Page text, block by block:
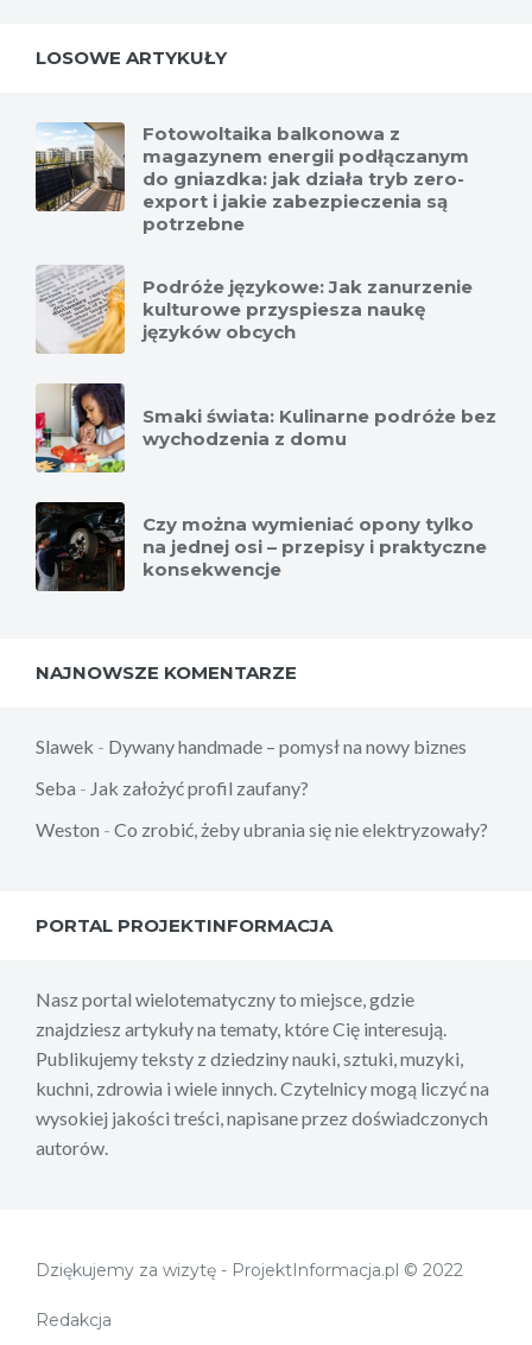
LOSOWE ARTYKUŁY
Fotowoltaika balkonowa z
magazynem energii podłączanym
do gniazdka: jak działa tryb zero-
export i jakie zabezpieczenia są
potrzebne
Podróże językowe: Jak zanurzenie
kulturowe przyspiesza naukę
języków obcych
Smaki świata: Kulinarne podróże bez
wychodzenia z domu
Czy można wymieniać opony tylko
na jednej osi – przepisy i praktyczne
konsekwencje
NAJNOWSZE KOMENTARZE
Slawek - Dywany handmade – pomysł na nowy biznes
Seba - Jak założyć profil zaufany?
Weston - Co zrobić, żeby ubrania się nie elektryzowały?
PORTAL PROJEKTINFORMACJA
Nasz portal wielotematyczny to miejsce, gdzie
znajdziesz artykuły na tematy, które Cię interesują.
Publikujemy teksty z dziedziny nauki, sztuki, muzyki,
kuchni, zdrowia i wiele innych. Czytelnicy mogą liczyć na
wysokiej jakości treści, napisane przez doświadczonych
autorów.
Dziękujemy za wizytę - ProjektInformacja.pl © 2022
Redakcja